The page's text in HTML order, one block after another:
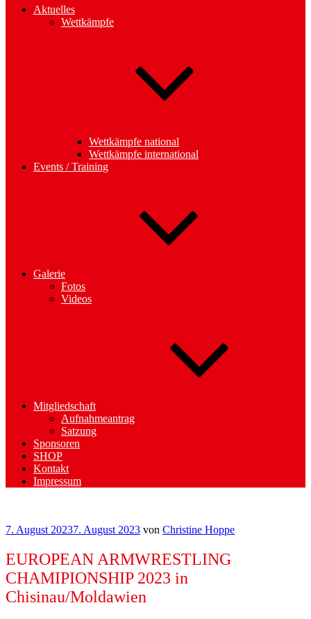
Aktuelles
Wettkämpfe
Wettkämpfe national
Wettkämpfe international
Events / Training
Galerie
Fotos
Videos
Mitgliedschaft
Aufnahmeantrag
Satzung
Sponsoren
SHOP
Kontakt
Impressum
Veröffentlicht
7. August 20237. August 2023 von Christine Hoppe
EUROPEAN ARMWRESTLING
CHAMIPIONSHIP 2023 in
Chisinau/Moldawien